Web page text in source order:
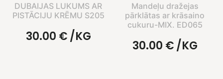
DUBAIJAS LUKUMS AR
PISTĀCIJU KRĒMU S205
30.00 €/KG
Mandeļu dražejas
pārklātas ar krāsaino
cukuru-MIX. ED065
30.00 €/KG